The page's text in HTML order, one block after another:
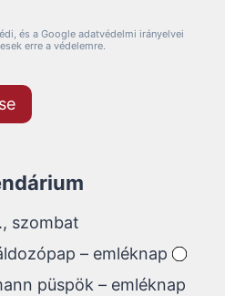
és a Google adatvédelmi irányelvei
erre a védelemre.
szombat
– emléknap
püspök – emléknap